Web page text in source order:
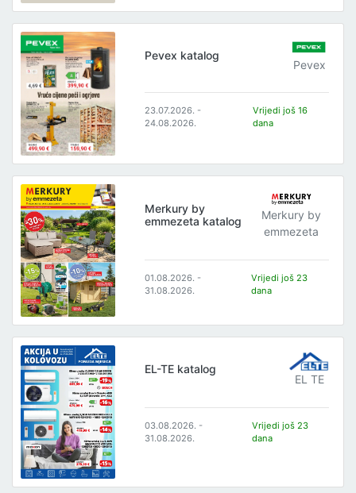
Pevex katalog
Pevex
23.07.2026. -
24.08.2026.
Vrijedi još 16
dana
Merkury by
emmezeta katalog
Merkury by
emmezeta
01.08.2026. -
31.08.2026.
Vrijedi još 23
dana
EL-TE katalog
EL TE
03.08.2026. -
31.08.2026.
Vrijedi još 23
dana